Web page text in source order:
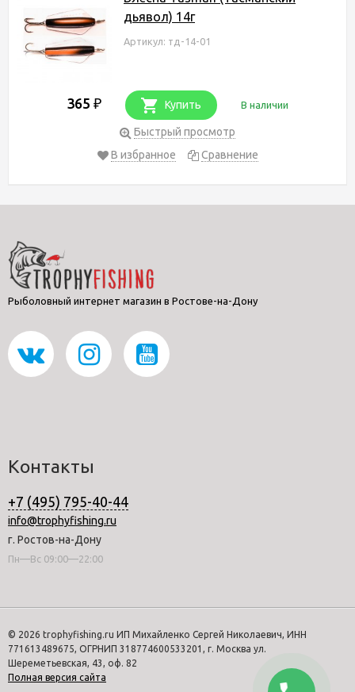
дьявол) 14г
Артикул: тд-14-01
365 ₽ Купить В наличии
Быстрый просмотр
В избранное
Сравнение
Рыболовный интернет магазин в Ростове-на-Дону
Контакты
+7 (495) 795-40-44
info@trophyfishing.ru
г. Ростов-на-Дону
Пн—Вс 09:00—22:00
© 2026 trophyfishing.ru ИП Михайленко Сергей Николаевич, ИНН
771613489675, ОГРНИП 318774600533201, г. Москва ул.
Шереметьевская, 43, оф. 82
Полная версия сайта